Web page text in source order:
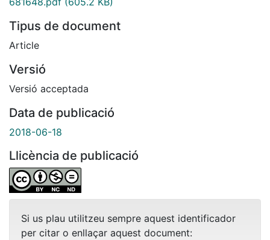
Tipus de document
Article
Versió
Versió acceptada
Data de publicació
2018-06-18
Llicència de publicació
Si us plau utilitzeu sempre aquest identificador
per citar o enllaçar aquest document: